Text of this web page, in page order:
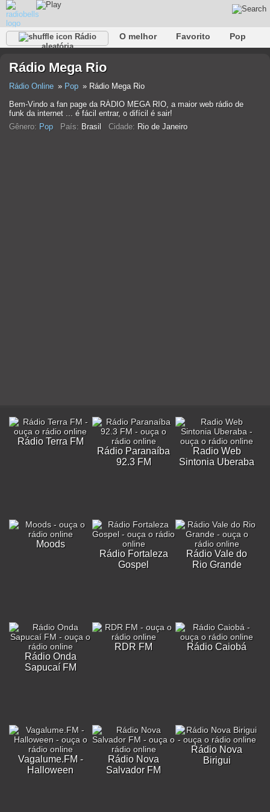
Rádio
aleatória
O melhor Favorito
Pop
Rap
Falk Jazz
Rádio Mega Rio
Rádio Online Pop
Rádio Mega Rio
Bem-Vindo a fan page da RÁDIO MEGA RIO, a maior web rádio de
funk da internet ... é fácil entrar, o difícil é sair!
Gênero: Pop País: Brasil Cidade: Rio de Janeiro
Rádio Terra FM
Rádio Paranaíba
92.3 FM
Radio Web
Sintonia Uberaba
Moods
Rádio Fortaleza
Gospel
Rádio Vale do
Rio Grande
Rádio Onda
Sapucaí FM
RDR FM Rádio Caiobá
Vagalume.FM -
Halloween
Rádio Nova
Salvador FM
Rádio Nova
Birigui